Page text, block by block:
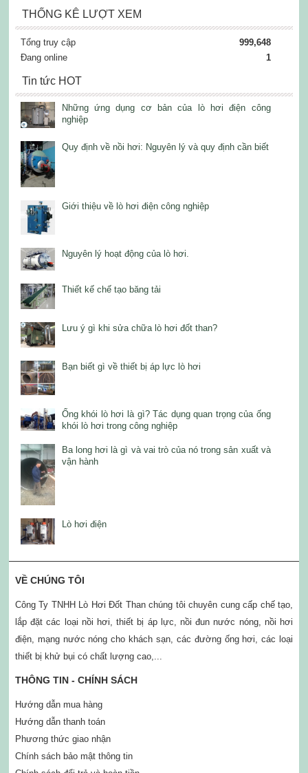
THỐNG KÊ LƯỢT XEM
Tổng truy cập
999,648
Đang online
1
Tin tức HOT
Những ứng dụng cơ bản của lò hơi điện công
nghiệp
Quy định về nồi hơi: Nguyên lý và quy định cần biết
Giới thiệu về lò hơi điện công nghiệp
Nguyên lý hoạt động của lò hơi.
Thiết kế chế tạo băng tải
Lưu ý gì khi sửa chữa lò hơi đốt than?
Bạn biết gì về thiết bị áp lực lò hơi
Ống khói lò hơi là gì? Tác dụng quan trọng của ống
khói lò hơi trong công nghiệp
Ba long hơi là gì và vai trò của nó trong sản xuất và
vận hành
Lò hơi điện
VỀ CHÚNG TÔI
Công Ty TNHH Lò Hơi Đốt Than chúng tôi chuyên cung cấp chế tạo,
lắp đặt các loại nồi hơi, thiết bị áp lực, nồi đun nước nóng, nồi hơi
điện, mạng nước nóng cho khách sạn, các đường ống hơi, các loại
thiết bị khử bụi có chất lượng cao,...
THÔNG TIN - CHÍNH SÁCH
Hướng dẫn mua hàng
Hướng dẫn thanh toán
Phương thức giao nhận
Chính sách bảo mật thông tin